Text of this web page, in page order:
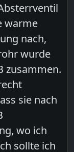
warme
nach,
wurde
zusammen.
sie nach
wo ich
sollte ich